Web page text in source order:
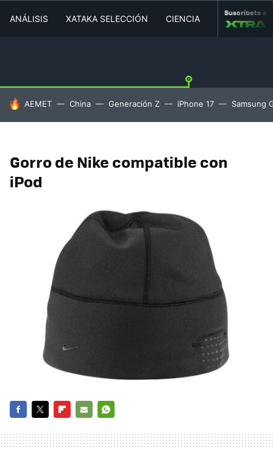
ANÁLISIS XATAKA SELECCIÓN CIENCIA MOVILIDAD
Suscríbete a
HOY SE HABLA DE
AEMET China Generación Z iPhone 17 Samsung
Gorro de Nike compatible con
iPod
MAIL